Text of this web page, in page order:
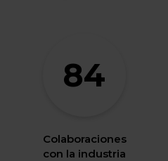
84
Colaboraciones
con la industria